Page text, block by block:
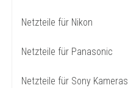
Netzteile für Nikon
Netzteile für Panasonic
Netzteile für Sony Kameras